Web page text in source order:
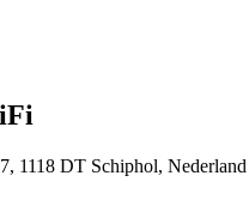
1118 DT Schiphol, Nederland